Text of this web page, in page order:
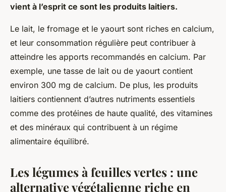
vient à l’esprit ce sont les produits laitiers.
Le lait, le fromage et le yaourt sont riches en calcium,
et leur consommation régulière peut contribuer à
atteindre les apports recommandés en calcium. Par
exemple, une tasse de lait ou de yaourt contient
environ 300 mg de calcium. De plus, les produits
laitiers contiennent d’autres nutriments essentiels
comme des protéines de haute qualité, des vitamines
et des minéraux qui contribuent à un régime
alimentaire équilibré.
Les légumes à feuilles vertes : une
alternative végétalienne riche en